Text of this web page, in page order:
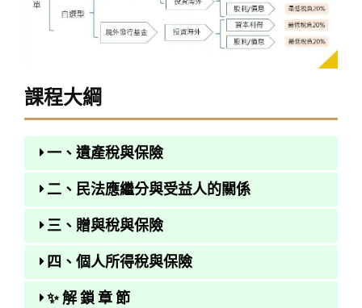
課程大綱
一、遺產稅與保險
二、民法應繼分與受益人的關係
三、贈與稅與保險
四、個人所得稅與保險
✨ 解 鎖 章 節